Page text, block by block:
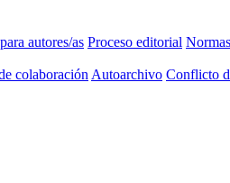
autores/as Proceso editorial
colaboración Autoarchivo Conflicto